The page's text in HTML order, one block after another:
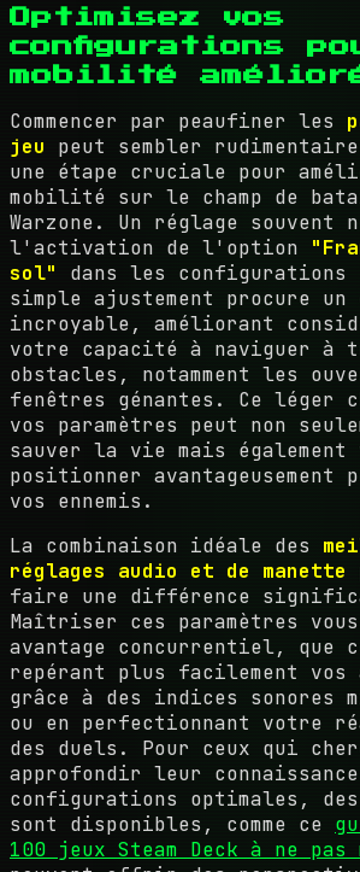
Optimisez vos
configurations
mobilité
Commencer par peaufiner les
jeu peut sembler
une étape cruciale pour
mobilité sur le champ de
Warzone. Un réglage souvent
l'activation de l'option
sol"
dans les configurations
simple ajustement procure un
incroyable, améliorant
votre capacité à naviguer à
obstacles, notamment les
fenêtres génantes. Ce léger
vos paramètres peut non
sauver la vie mais également
positionner avantageusement
vos ennemis.
La combinaison idéale des
réglages audio et de manette
faire une différence
Maîtriser ces paramètres
avantage concurrentiel, que
repérant plus facilement vos
grâce à des indices sonores
ou en perfectionnant votre
des duels. Pour ceux qui
approfondir leur
configurations optimales, des
sont disponibles, comme ce
100 jeux Steam Deck à ne pas